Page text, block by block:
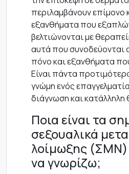
περιλαμβάνουν επίμονο
εξανθήματα που
βελτιώνονται με
αυτά που συνοδεύονται
πόνο και εξανθήματα
Είναι πάντα
γνώμη ενός
διάγνωση και κατάλληλη
Ποια είναι τα
σεξουαλικά
λοίμωξης (ΣΜΝ)
να γνωρίζω;